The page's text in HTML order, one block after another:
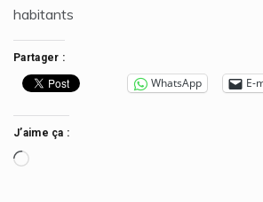
habitants
Partager :
WhatsApp E-
J’aime ça :
Chargement…